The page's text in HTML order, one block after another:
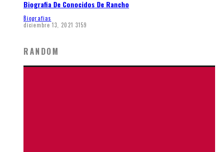
Biografia De Conocidos De Rancho
Biografias
diciembre 13, 2021 3159
RANDOM